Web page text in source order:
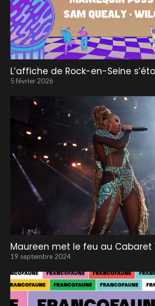
L’affiche de Rock-en-Seine
5 février 2026
Maureen met le feu au Cabaret
19 septembre 2024